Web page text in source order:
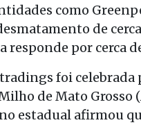
como
de
responde por cerca
foi
de Mato
estadual afirmou